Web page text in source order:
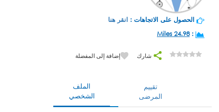
الحصول على الاتجاهات : انقر هنا
:
24.98 Miles
شارك إضافة إلى المفضلة
الملف
الشخصي
تقييم
المرضى